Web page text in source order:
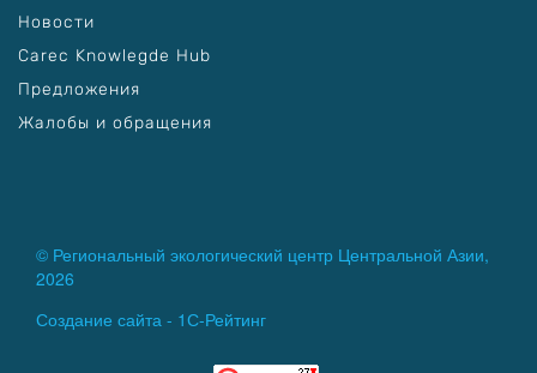
Новости
Carec Knowlegde Hub
Предложения
Жалобы и обращения
© Региональный экологический центр Центральной Азии,
2026
Создание сайта - 1С-Рейтинг